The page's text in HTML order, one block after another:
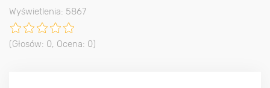
Wyświetlenia: 5867
(Głosów: 0, Ocena: 0)